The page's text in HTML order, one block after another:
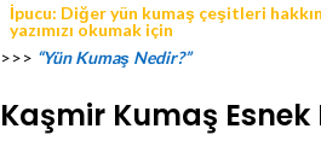
İpucu: Diğer yün kumaş çeşitleri
yazımızı okumak için
>>> “Yün Kumaş Nedir?”
Kaşmir Kumaş Esnek